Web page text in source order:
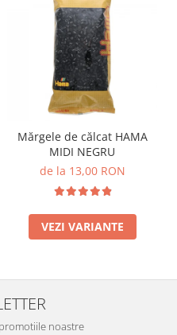
Mărgele de călcat HAMA
MIDI NEGRU
de la 13,00 RON
VEZI VARIANTE
noastre